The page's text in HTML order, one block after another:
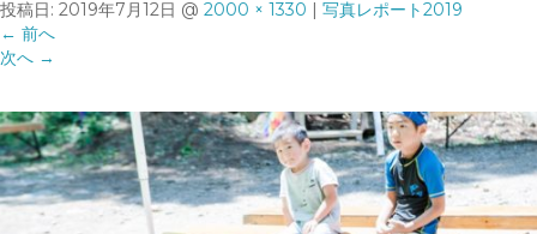
投稿日: 2019年7月12日 @ 2000 × 1330 | 写真レポート2019
← 前へ
次へ →